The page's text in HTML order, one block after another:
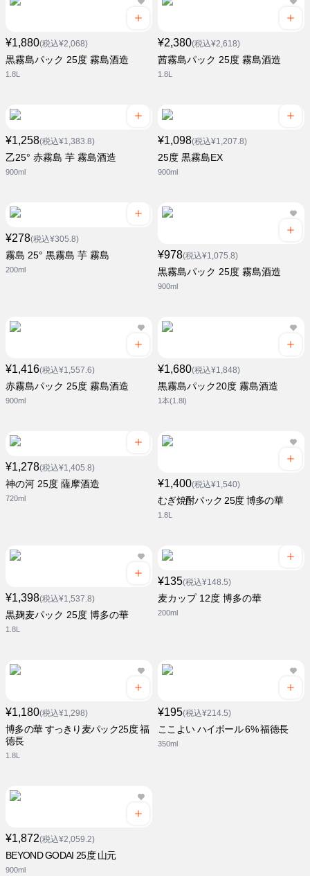
¥1,880(税込¥2,068)
黒霧島パック 25度 霧島酒造
1.8L
¥2,380(税込¥2,618)
茜霧島パック 25度 霧島酒造
1.8L
¥1,258(税込¥1,383.8)
乙25° 赤霧島 芋 霧島酒造
900ml
¥1,098(税込¥1,207.8)
25度 黒霧島EX
900ml
¥278(税込¥305.8)
霧島 25° 黒霧島 芋 霧島
200ml
¥978(税込¥1,075.8)
黒霧島パック 25度 霧島酒造
900ml
¥1,416(税込¥1,557.6)
赤霧島パック 25度 霧島酒造
900ml
¥1,680(税込¥1,848)
黒霧島パック20度 霧島酒造
1本(1.8l)
¥1,278(税込¥1,405.8)
神の河 25度 薩摩酒造
720ml
¥1,400(税込¥1,540)
むぎ焼酎パック 25度 博多の華
1.8L
¥1,398(税込¥1,537.8)
黒麹麦パック 25度 博多の華
1.8L
¥135(税込¥148.5)
麦カップ 12度 博多の華
200ml
¥1,180(税込¥1,298)
博多の華 すっきり麦パック25度 福
徳長
1.8L
¥195(税込¥214.5)
ここよい ハイボール 6% 福徳長
350ml
¥1,872(税込¥2,059.2)
BEYOND GODAI 25度 山元
900ml